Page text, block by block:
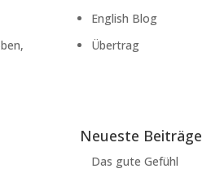
English Blog
Übertrag
Neueste Beiträge
Das gute Gefühl